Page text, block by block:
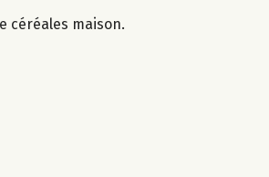
céréales maison.